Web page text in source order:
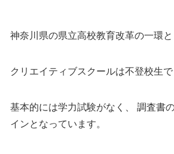
神奈川県の県立高校教育改革の一環
クリエイティブスクールは不登校生
基本的には学力試験がなく、 調査書
インとなっています。